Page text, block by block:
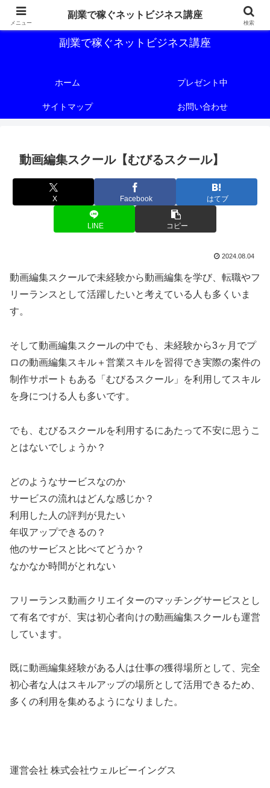
副業で稼ぐためのネットビジネス講座を公開しております。
副業で稼ぐネットビジネス講座
ホーム プレゼント中
サイトマップ お問い合わせ
動画編集スクール【むびるスクール】
X Facebook はてブ
LINE コピー
2024.08.04
動画編集スクールで未経験から動画編集を学び、転職やフ
リーランスとして活躍したいと考えている人も多くいま
す。
そして動画編集スクールの中でも、未経験から3ヶ月でプ
ロの動画編集スキル＋営業スキルを習得でき実際の案件の
制作サポートもある「むびるスクール」を利用してスキル
を身につける人も多いです。
でも、むびるスクールを利用するにあたって不安に思うこ
とはないでしょうか？
どのようなサービスなのか
サービスの流れはどんな感じか？
利用した人の評判が見たい
年収アップできるの？
他のサービスと比べてどうか？
なかなか時間がとれない
フリーランス動画クリエイターのマッチングサービスとし
て有名ですが、実は初心者向けの動画編集スクールも運営
しています。
既に動画編集経験がある人は仕事の獲得場所として、完全
初心者な人はスキルアップの場所として活用できるため、
多くの利用を集めるようになりました。
運営会社 株式会社ウェルビーイングス
メニュー
副業で稼ぐネットビジネス講座
検索